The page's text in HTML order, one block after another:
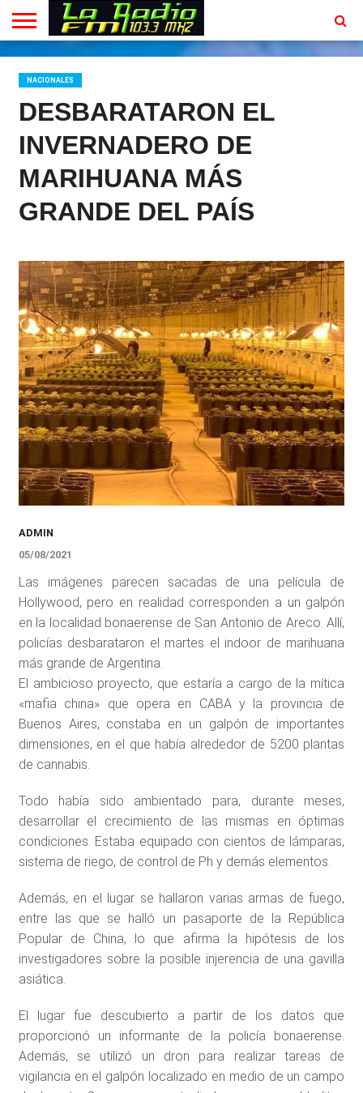
INICIO
EN
VIVO
PROGRAMACION
CONTACTO
NACIONALES
DESBARATARON EL
INVERNADERO DE
MARIHUANA MÁS
GRANDE DEL PAÍS
ADMIN
05/08/2021
Las imágenes parecen sacadas de una película de
Hollywood, pero en realidad corresponden a un galpón
en la localidad bonaerense de San Antonio de Areco. Allí,
policías desbarataron el martes el indoor de marihuana
más grande de Argentina.
El ambicioso proyecto, que estaría a cargo de la mítica
«mafia china» que opera en CABA y la provincia de
Buenos Aires, constaba en un galpón de importantes
dimensiones, en el que había alrededor de 5200 plantas
de cannabis.
Todo había sido ambientado para, durante meses,
desarrollar el crecimiento de las mismas en óptimas
condiciones. Estaba equipado con cientos de lámparas,
sistema de riego, de control de Ph y demás elementos.
Además, en el lugar se hallaron varias armas de fuego,
entre las que se halló un pasaporte de la República
Popular de China, lo que afirma la hipótesis de los
investigadores sobre la posible injerencia de una gavilla
asiática.
El lugar fue descubierto a partir de los datos que
proporcionó un informante de la policía bonaerense.
Además, se utilizó un dron para realizar tareas de
vigilancia en el galpón localizado en medio de un campo